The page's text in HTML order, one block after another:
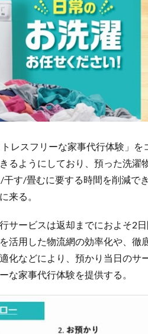
トレスフリーな家事代行体験」
るようにしており、預った洗
す/畳むに要する時間を削減で
来る。
サービスは返却までにおよそ2
活用した物流網の効率化や、
化などにより、預かり当日の
な家事代行体験を提供する。